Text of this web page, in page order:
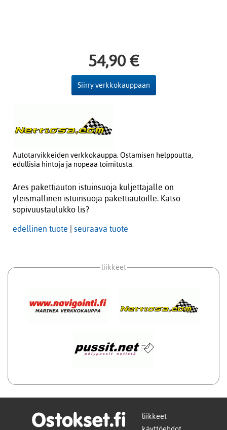
54,90 €
Siirry verkkokauppaan
Autotarvikkeiden verkkokauppa. Ostamisen helppoutta,
edullisia hintoja ja nopeaa toimitusta.
Ares pakettiauton istuinsuoja kuljettajalle on
yleismallinen istuinsuoja pakettiautoille. Katso
sopivuustaulukko lis?
edellinen tuote seuraava tuote
liikkeet
liikkeet